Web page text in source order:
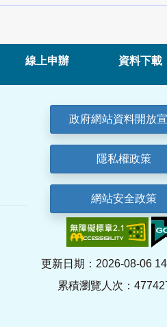
線上申辦 資料下載
政府網站資料開放
隱私權政策
網站安全政策
更新日期：2026-08-06
累積瀏覽人次：